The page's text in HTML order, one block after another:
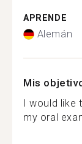
APRENDE
Alemán
Mis
I would like
my oral